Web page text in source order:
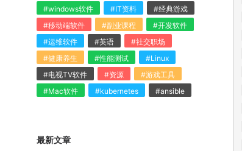
#windows软件
#IT资料
#经典游戏
#移动端软件
#副业课程
#开发软件
#运维软件
#英语
#社交职场
#健康养生
#性能测试
#Linux
#电视TV软件
#资源
#游戏工具
#Mac软件
#kubernetes #ansible
最新文章